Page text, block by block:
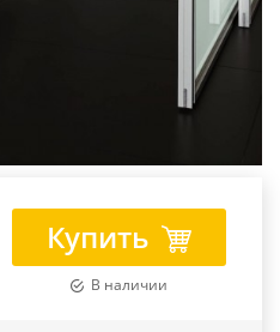
Купить
В наличии